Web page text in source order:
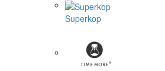
Superkop